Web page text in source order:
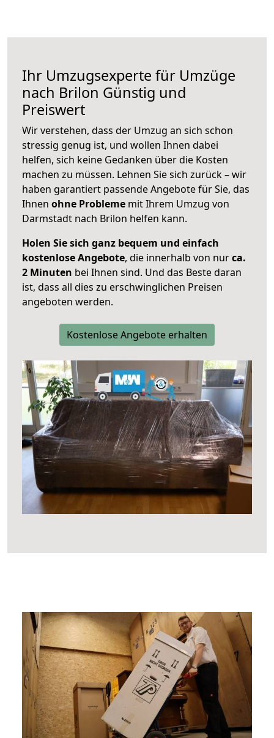
Ihr Umzugsexperte für Umzüge
nach Brilon Günstig und
Preiswert
Wir verstehen, dass der Umzug an sich schon
stressig genug ist, und wollen Ihnen dabei
helfen, sich keine Gedanken über die Kosten
machen zu müssen. Lehnen Sie sich zurück – wir
haben garantiert passende Angebote für Sie, das
Ihnen ohne Probleme mit Ihrem Umzug von
Darmstadt nach Brilon helfen kann.
Holen Sie sich ganz bequem und einfach
kostenlose Angebote, die innerhalb von nurca.
2 Minuten bei Ihnen sind. Und das Beste daran
ist, dass all dies zu erschwinglichen Preisen
angeboten werden.
Kostenlose Angebote erhalten